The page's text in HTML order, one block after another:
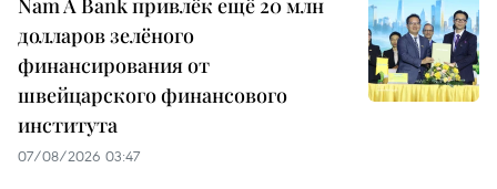
Nam A Bank привлёк ещё 20 млн
долларов зелёного
финансирования от
швейцарского финансового
института
07/08/2026 03:47